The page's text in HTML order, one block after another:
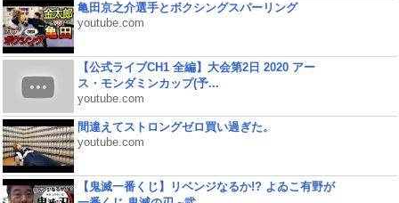
亀田京之介選手とボクシングスパーリング
youtube.com
【公式ライブCH1 全編】大会第2日 2020 アー
ス・モンダミンカップ(予...
youtube.com
間違えてストロングゼロ買い過ぎた。
youtube.com
【鬼滅一番くじ】リベンジなるか!? よゐこ有野が